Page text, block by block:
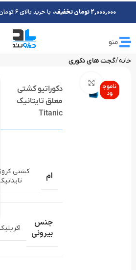
منو
خانه گجت های دکوری
ناموج
ود
دکوراتیو کشتی
معلق تایتانیک
Titanic
ام
کشتی کروز
تایتانیک
جنس
بیرونی
2,000,000 تومان تخفیف، با خرید بالای 6 تومان از دیجی پی